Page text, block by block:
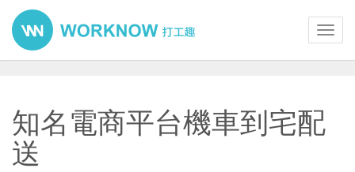
知名電商平台機車到宅配
送